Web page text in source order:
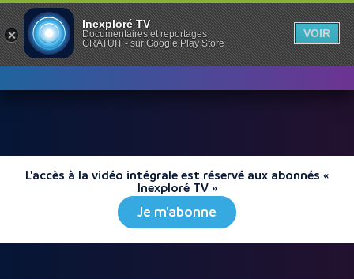
L'accès à la vidéo intégrale est réservé aux abonnés «
Inexploré TV »
Je m'abonne
Inexploré TV
Documentaires et reportages
GRATUIT - sur Google Play Store
VOIR